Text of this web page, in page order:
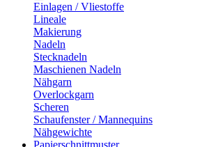
Einlagen / Vliestoffe
Lineale
Makierung
Nadeln
Stecknadeln
Maschienen Nadeln
Nähgarn
Overlockgarn
Scheren
Schaufenster / Mannequins
Nähgewichte
Papierschnittmuster